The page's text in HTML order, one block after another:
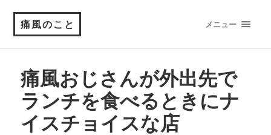
痛風のこと メニュー
痛風おじさんが外出先で
ランチを食べるときにナ
イスチョイスな店